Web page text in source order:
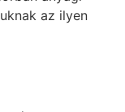
az ilyen